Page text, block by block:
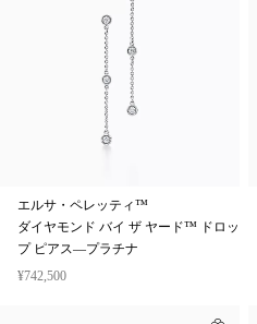
エルサ・ペレッティ™
ダイヤモンド バイ ザ ヤード™ ドロッ
プ ピアス—プラチナ
¥742,500